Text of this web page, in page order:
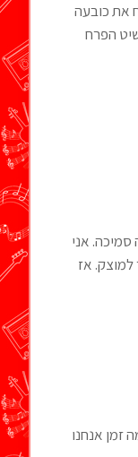
את כובעה
הפרח
סמיכה. אני
למוצק. אז
זמן אנחנו